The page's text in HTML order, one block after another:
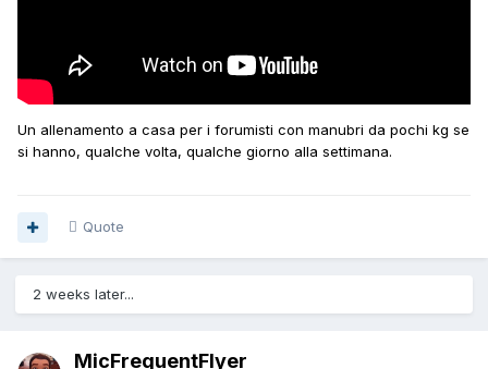
Un allenamento a casa per i forumisti con manubri da pochi kg se
si hanno, qualche volta, qualche giorno alla settimana.
Quote
2 weeks later...
MicFrequentFlyer